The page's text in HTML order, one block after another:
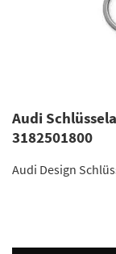
Audi
3182501800
Audi Design